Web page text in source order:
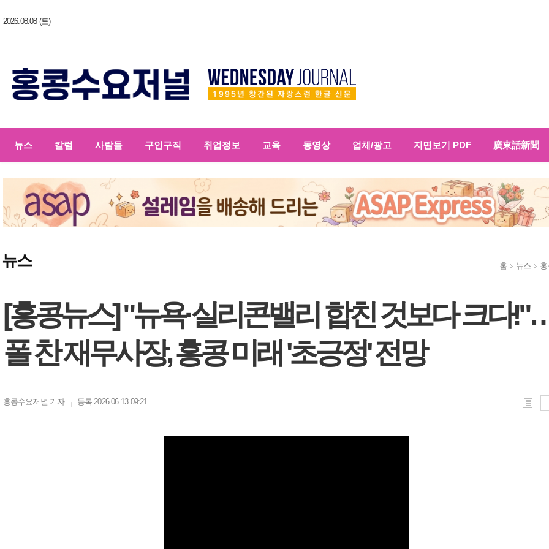
2026.08.08 (토)
뉴스 칼럼 사람들 구인구직 취업정보 교육 동영상 업체/광고 지면보기 PDF 廣東話新聞
뉴스 홈 뉴스
[홍콩뉴스] "뉴욕·실리콘밸리 합친 것보다 크다
폴 찬 재무사장, 홍콩 미래 '초긍정' 전망
홍콩수요저널 기자 등록 2026.06.13 09:21